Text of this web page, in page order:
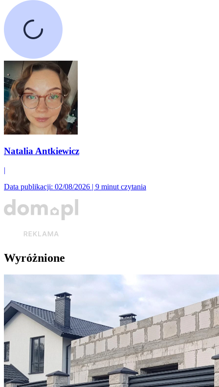
Natalia Antkiewicz
|
Data publikacji: 02/08/2026 | 9 minut czytania
Wyróżnione